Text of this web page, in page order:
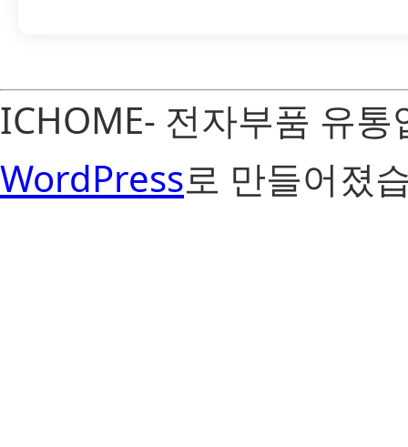
ICHOME- 전자부품 유
WordPress로 만들어졌